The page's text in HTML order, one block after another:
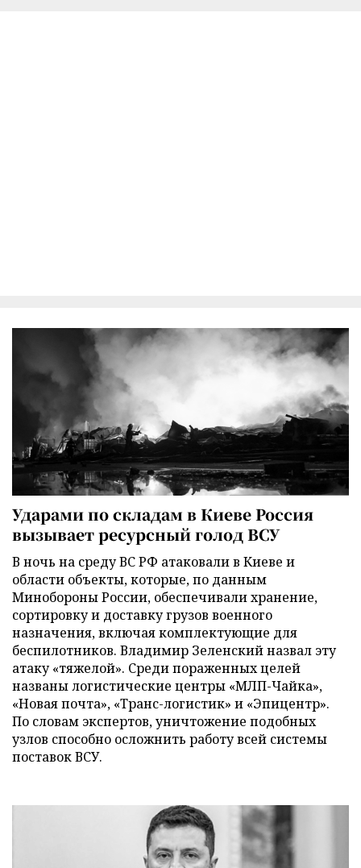
Ударами по складам в Киеве Россия
вызывает ресурсный голод ВСУ
В ночь на среду ВС РФ атаковали в Киеве и
области объекты, которые, по данным
Минобороны России, обеспечивали хранение,
сортировку и доставку грузов военного
назначения, включая комплектующие для
беспилотников. Владимир Зеленский назвал эту
атаку «тяжелой». Среди пораженных целей
названы логистические центры «МЛП-Чайка»,
«Новая почта», «Транс-логистик» и «Эпицентр».
По словам экспертов, уничтожение подобных
узлов способно осложнить работу всей системы
поставок ВСУ.